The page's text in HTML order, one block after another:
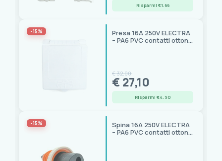
Risparmi €1.66
-15%
Presa 16A 250V ELECTRA
– PA6 PVC contatti ottone
€ 32,00
€ 27,10
Risparmi €4.90
-15%
Spina 16A 250V ELECTRA
– PA6 PVC contatti ottone